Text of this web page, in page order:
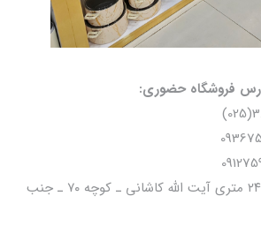
فروشگاه حضوری:
📍 قم _ خیابان امام ـ ۲۴ متری آیت الله کاشانی ـ کوچه ۷۰ ـ جنب